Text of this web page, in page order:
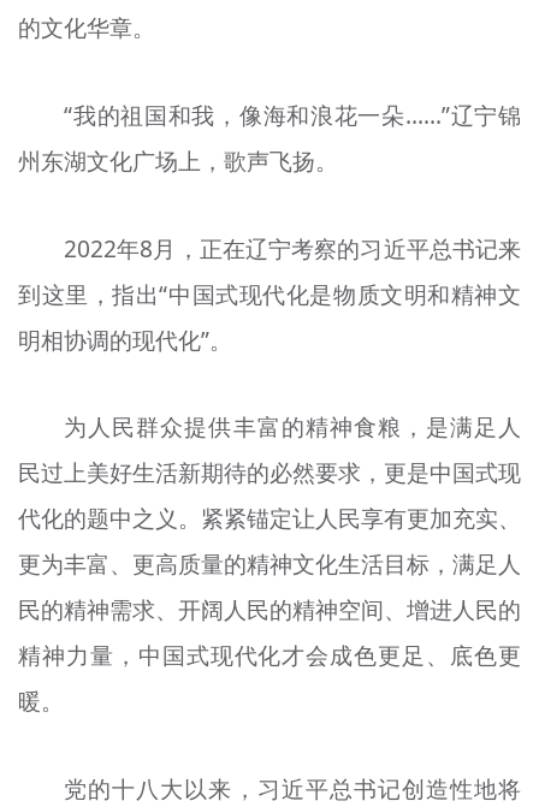
的文化华章。
“我的祖国和我，像海和浪花一朵……”辽宁锦
州东湖文化广场上，歌声飞扬。
2022年8月，正在辽宁考察的习近平总书记来
到这里，指出“中国式现代化是物质文明和精神文
明相协调的现代化”。
为人民群众提供丰富的精神食粮，是满足人
民过上美好生活新期待的必然要求，更是中国式现
代化的题中之义。紧紧锚定让人民享有更加充实、
更为丰富、更高质量的精神文化生活目标，满足人
民的精神需求、开阔人民的精神空间、增进人民的
精神力量，中国式现代化才会成色更足、底色更
暖。
党的十八大以来，习近平总书记创造性地将